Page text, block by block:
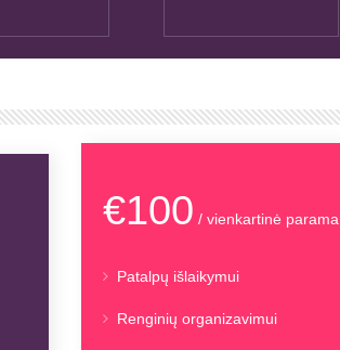
€100 / vienkartinė parama
Patalpų išlaikymui
Renginių organizavimui